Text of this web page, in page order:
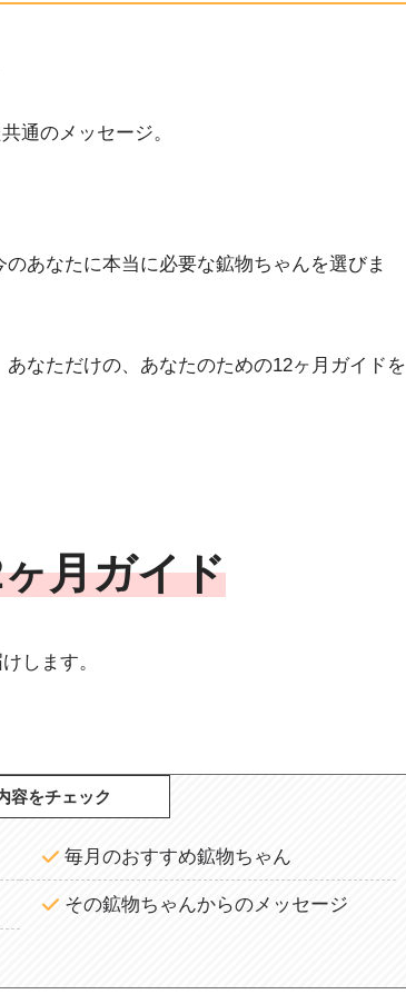
通のメッセージ。
あなたに本当に必要な鉱物ちゃんを選びま
なただけの、あなたのための12ヶ月ガイドを
月ガイド
します。
容をチェック
毎月のおすすめ鉱物ちゃん
その鉱物ちゃんからのメッセージ